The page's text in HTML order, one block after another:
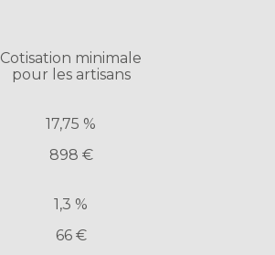
Cotisation minimale
pour les artisans
17,75 %
898 €
1,3 %
66 €